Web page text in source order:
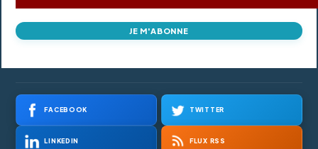
JE M'ABONNE
FACEBOOK TWITTER
LINKEDIN FLUX RSS